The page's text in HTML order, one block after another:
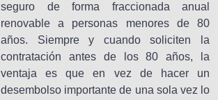
seguro de forma fraccionada anual
renovable a personas menores de 80
años. Siempre y cuando soliciten la
contratación antes de los 80 años, la
ventaja es que en vez de hacer un
desembolso importante de una sola vez lo